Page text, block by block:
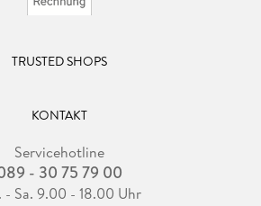
TRUSTED SHOPS
KONTAKT
Servicehotline
- 30 75 79 00
- Sa. 9.00 - 18.00 Uhr